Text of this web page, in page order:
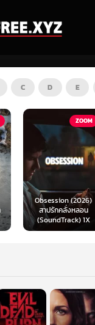
C D E
HD
Survive (2024) ต้อง
รอด (พากย์ไทย)